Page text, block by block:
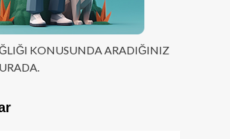
KONUSUNDA ARADIĞINIZ